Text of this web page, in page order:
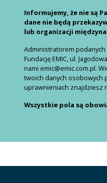
Informujemy, że nie są
dane nie będą
lub organizacji
Administratorem
Fundację EMIC, ul.
nami emic@emic.com.pl.
twoich danych osobowych
uprawnieniach znajdziesz
Wszystkie pola są